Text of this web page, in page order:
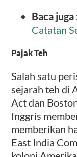
Baca juga
Catatan
Pajak Teh
Salah satu
sejarah teh di
Act dan
Inggris
memberikan
East India